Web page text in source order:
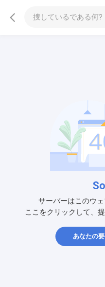
サーバーはこのウ
ここをクリックして、
あなたの